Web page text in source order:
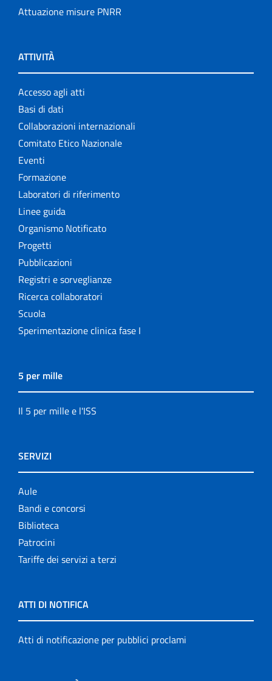
Attuazione misure PNRR
ATTIVITÀ
Accesso agli atti
Basi di dati
Collaborazioni internazionali
Comitato Etico Nazionale
Eventi
Formazione
Laboratori di riferimento
Linee guida
Organismo Notificato
Progetti
Pubblicazioni
Registri e sorveglianze
Ricerca collaboratori
Scuola
Sperimentazione clinica fase I
5 per mille
Il 5 per mille e l'ISS
SERVIZI
Aule
Bandi e concorsi
Biblioteca
Patrocini
Tariffe dei servizi a terzi
ATTI DI NOTIFICA
Atti di notificazione per pubblici proclami